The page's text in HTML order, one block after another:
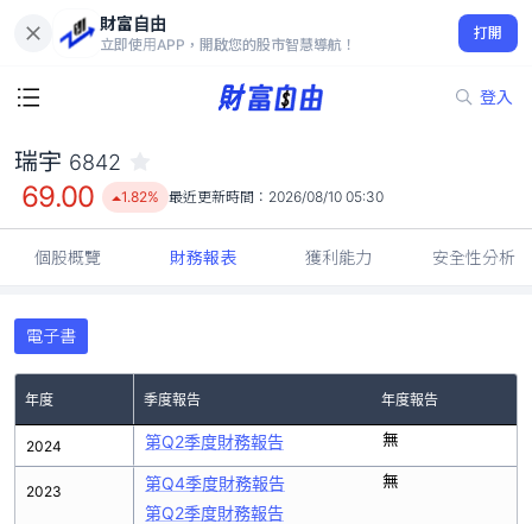
財富自由
立即使用APP，開啟您的股市智慧導航！
打開
登入
69.00
1.82%
瑞宇 6842
69.00 1.82% 最近更新時間： 2026/08/10 05:30
個股概覽 財務報表 獲利能力 安全性分析
電子書
年度 季度報告 年度報告
2024
2023
第Q2季度財務報告 無
第Q4季度財務報告
第Q2季度財務報告
無